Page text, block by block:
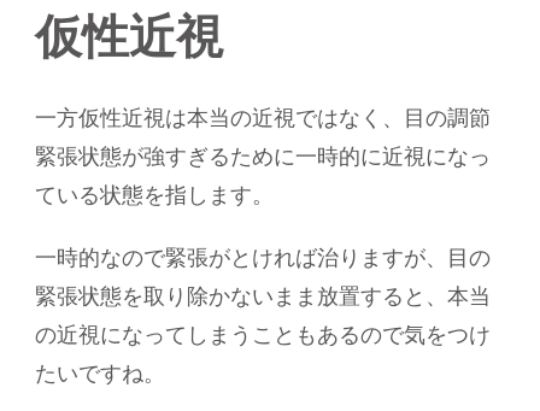
仮性近視
一方仮性近視は本当の近視ではなく、目の調節
緊張状態が強すぎるために一時的に近視になっ
ている状態を指します。
一時的なので緊張がとければ治りますが、目の
緊張状態を取り除かないまま放置すると、本当
の近視になってしまうこともあるので気をつけ
たいですね。